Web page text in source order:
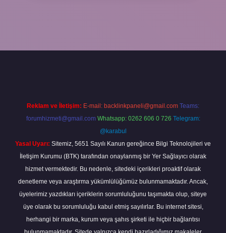
Reklam ve İletişim: E-mail: backlinkpaneli@gmail.com Teams:
forumhizmeti@gmail.com Whatsapp: 0262 606 0 726 Telegram:
@karabul
Yasal Uyarı: Sitemiz, 5651 Sayılı Kanun gereğince Bilgi Teknolojileri ve
İletişim Kurumu (BTK) tarafından onaylanmış bir Yer Sağlayıcı olarak
hizmet vermektedir. Bu nedenle, sitedeki içerikleri proaktif olarak
denetleme veya araştırma yükümlülüğümüz bulunmamaktadır. Ancak,
üyelerimiz yazdıkları içeriklerin sorumluluğunu taşımakta olup, siteye
üye olarak bu sorumluluğu kabul etmiş sayılırlar. Bu internet sitesi,
herhangi bir marka, kurum veya şahıs şirketi ile hiçbir bağlantısı